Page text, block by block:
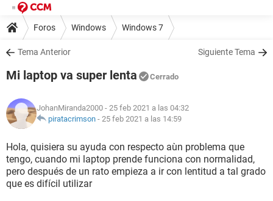
Foros Windows Windows 7
Tema Anterior Siguiente Tema
Mi laptop va super lenta Cerrado
JohanMiranda2000 - 25 feb 2021 a las 04:32
piratacrimson - 25 feb 2021 a las 14:59
Hola, quisiera su ayuda con respecto aùn problema que
tengo, cuando mi laptop prende funciona con normalidad,
pero después de un rato empieza a ir con lentitud a tal grado
que es difícil utilizar